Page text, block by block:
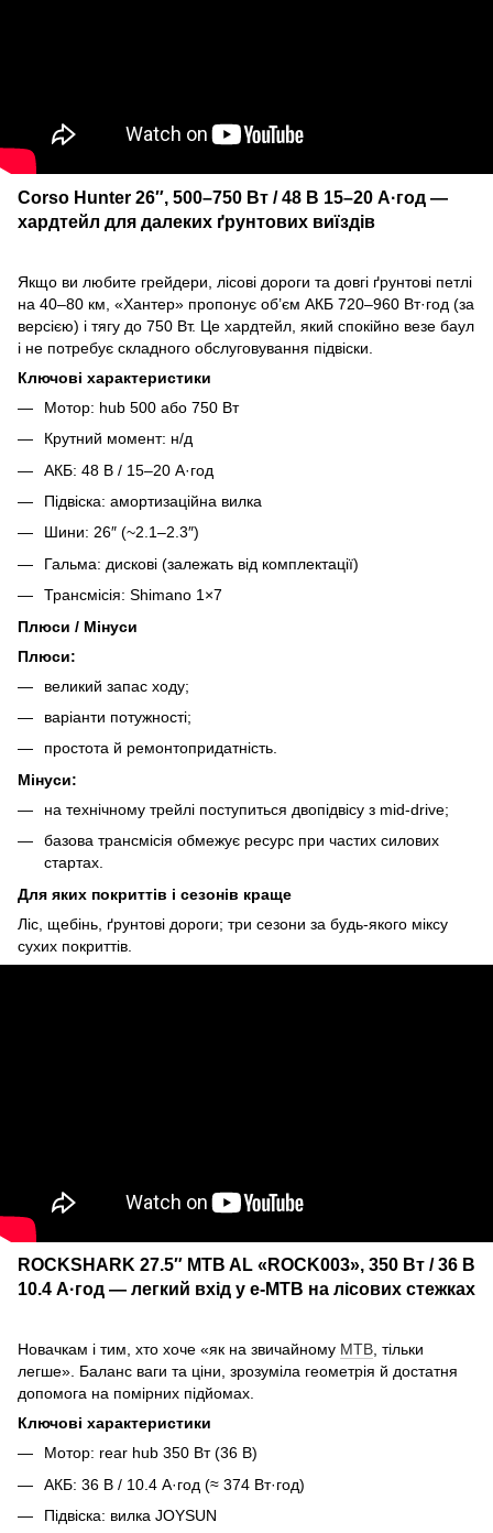
Corso Hunter 26″, 500–750 Вт / 48 В 15–20 А·год —
хардтейл для далеких ґрунтових виїздів
Якщо ви любите грейдери, лісові дороги та довгі ґрунтові петлі
на 40–80 км, «Хантер» пропонує об’єм АКБ 720–960 Вт·год (за
версією) і тягу до 750 Вт. Це хардтейл, який спокійно везе баул
і не потребує складного обслуговування підвіски.
Ключові характеристики
Мотор: hub 500 або 750 Вт
Крутний момент: н/д
АКБ: 48 В / 15–20 А·год
Підвіска: амортизаційна вилка
Шини: 26″ (~2.1–2.3″)
Гальма: дискові (залежать від комплектації)
Трансмісія: Shimano 1×7
Плюси / Мінуси
Плюси:
великий запас ходу;
варіанти потужності;
простота й ремонтопридатність.
Мінуси:
на технічному трейлі поступиться двопідвісу з mid-drive;
базова трансмісія обмежує ресурс при частих силових
стартах.
Для яких покриттів і сезонів краще
Ліс, щебінь, ґрунтові дороги; три сезони за будь-якого міксу
сухих покриттів.
ROCKSHARK 27.5″ MTB AL «ROCK003», 350 Вт / 36 В
10.4 А·год — легкий вхід у e-MTB на лісових стежках
Новачкам і тим, хто хоче «як на звичайному MTB, тільки
легше». Баланс ваги та ціни, зрозуміла геометрія й достатня
допомога на помірних підйомах.
Ключові характеристики
Мотор: rear hub 350 Вт (36 В)
АКБ: 36 В / 10.4 А·год (≈ 374 Вт·год)
Підвіска: вилка JOYSUN